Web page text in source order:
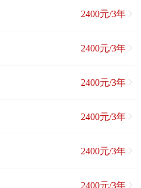
2400元/3年
2400元/3年
2400元/3年
2400元/3年
2400元/3年
2400元/3年